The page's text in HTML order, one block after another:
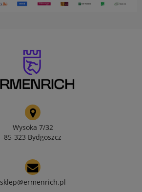
Wysoka 7/32
85-323 Bydgoszcz
sklep@ermenrich.pl